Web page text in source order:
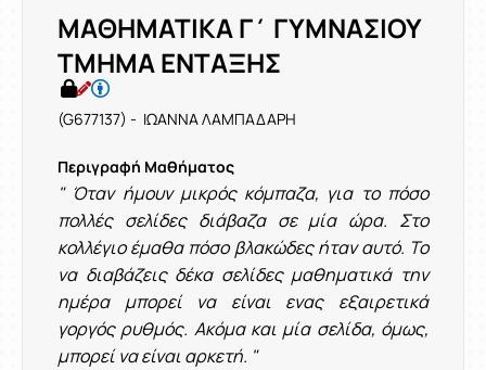
ΜΑΘΗΜΑΤΙΚΑ Γ΄ ΓΥΜΝΑΣΙΟΥ
ΤΜΗΜΑ ΕΝΤΑΞΗΣ
(G677137) - ΙΩΑΝΝΑ ΛΑΜΠΑΔΑΡΗ
Περιγραφή Μαθήματος
" Όταν ήμουν μικρός κόμπαζα, για το πόσο
πολλές σελίδες διάβαζα σε μία ώρα. Στο
κολλέγιο έμαθα πόσο βλακώδες ήταν αυτό. Το
να διαβάζεις δέκα σελίδες μαθηματικά την
ημέρα μπορεί να είναι ενας εξαιρετικά
γοργός ρυθμός. Ακόμα και μία σελίδα, όμως,
μπορεί να είναι αρκετή. "